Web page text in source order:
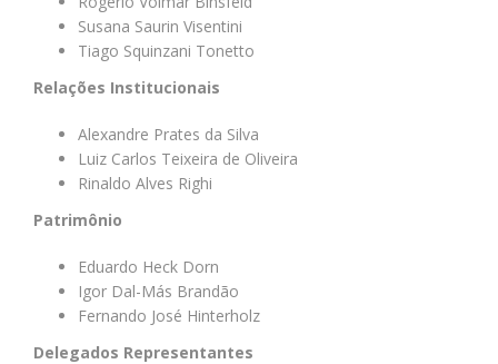
Susana Saurin Visentini
Tiago Squinzani Tonetto
Relações Institucionais
Alexandre Prates da Silva
Luiz Carlos Teixeira de Oliveira
Rinaldo Alves Righi
Patrimônio
Eduardo Heck Dorn
Igor Dal-Más Brandão
Fernando José Hinterholz
Delegados Representantes